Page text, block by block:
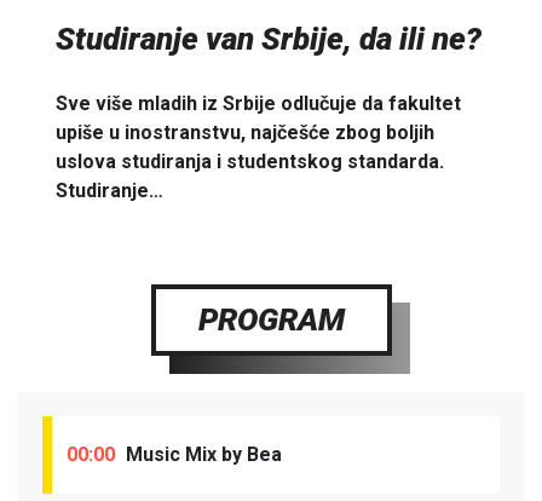
Studiranje van Srbije, da ili ne?
Sve više mladih iz Srbije odlučuje da fakultet
upiše u inostranstvu, najčešće zbog boljih
uslova studiranja i studentskog standarda.
Studiranje…
PROGRAM
00:00 Music Mix by Bea